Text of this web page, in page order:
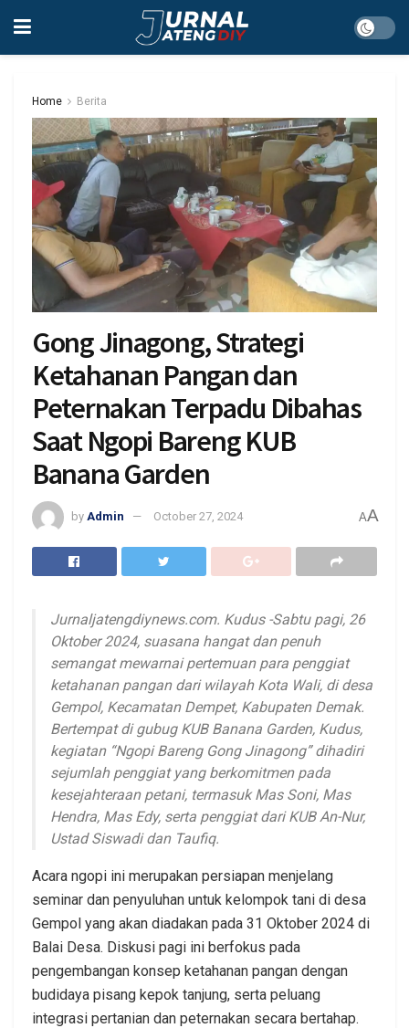
Home Berita
Gong Jinagong, Strategi
Ketahanan Pangan dan
Peternakan Terpadu Dibahas
Saat Ngopi Bareng KUB
Banana Garden
by Admin October 27, 2024 AA
Jurnaljatengdiynews.com. Kudus -Sabtu pagi, 26
Oktober 2024, suasana hangat dan penuh
semangat mewarnai pertemuan para penggiat
ketahanan pangan dari wilayah Kota Wali, di desa
Gempol, Kecamatan Dempet, Kabupaten Demak.
Bertempat di gubug KUB Banana Garden, Kudus,
kegiatan “Ngopi Bareng Gong Jinagong” dihadiri
sejumlah penggiat yang berkomitmen pada
kesejahteraan petani, termasuk Mas Soni, Mas
Hendra, Mas Edy, serta penggiat dari KUB An-Nur,
Ustad Siswadi dan Taufiq.
Acara ngopi ini merupakan persiapan menjelang
seminar dan penyuluhan untuk kelompok tani di desa
Gempol yang akan diadakan pada 31 Oktober 2024 di
Balai Desa. Diskusi pagi ini berfokus pada
pengembangan konsep ketahanan pangan dengan
budidaya pisang kepok tanjung, serta peluang
integrasi pertanian dan peternakan secara bertahap.